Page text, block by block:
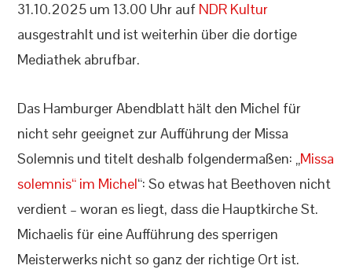
31.10.2025 um 13.00 Uhr auf NDR Kultur
ausgestrahlt und ist weiterhin über die dortige
Mediathek abrufbar.
Das Hamburger Abendblatt hält den Michel für
nicht sehr geeignet zur Aufführung der Missa
Solemnis und titelt deshalb folgendermaßen: „Missa
solemnis“ im Michel“: So etwas hat Beethoven nicht
verdient – woran es liegt, dass die Hauptkirche St.
Michaelis für eine Aufführung des sperrigen
Meisterwerks nicht so ganz der richtige Ort ist.